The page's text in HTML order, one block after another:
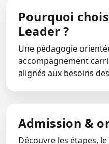
Pourquoi
Leader ?
Une pédagogie
accompagnement
alignés aux besoins
Admission &
Découvre les étapes,